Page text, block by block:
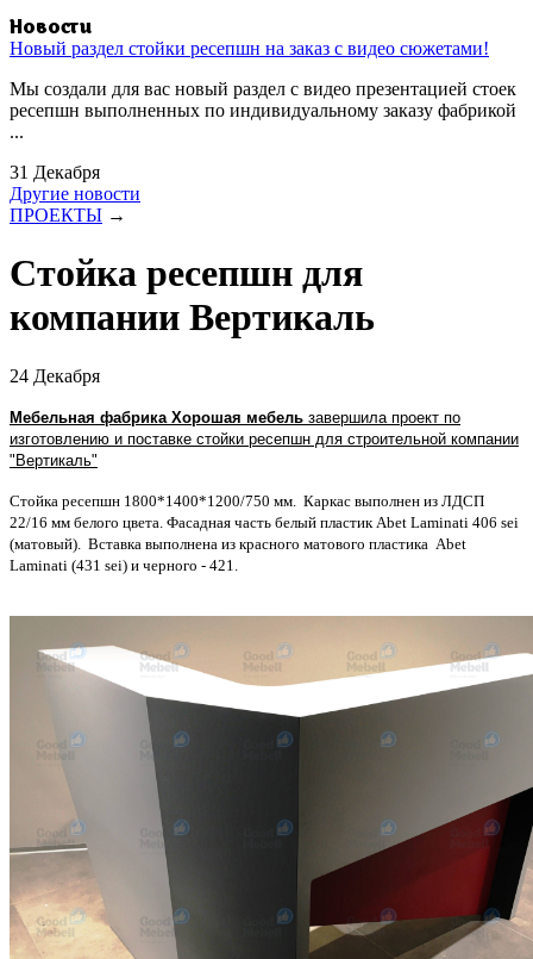
Новости
Новый раздел стойки ресепшн на заказ с видео сюжетами!
Мы создали для вас новый раздел с видео презентацией стоек
ресепшн выполненных по индивидуальному заказу фабрикой
...
31 Декабря
Другие новости
ПРОЕКТЫ →
Стойка ресепшн для
компании Вертикаль
24 Декабря
Мебельная фабрика Хорошая мебель завершила проект по
изготовлению и поставке стойки ресепшн для строительной компании
"Вертикаль"
Стойка ресепшн 1800*1400*1200/750 мм. Каркас выполнен из ЛДСП
22/16 мм белого цвета. Фасадная часть белый пластик Abet Laminati 406 sei
(матовый). Вставка выполнена из красного матового пластика Abet
Laminati (431 sei) и черного - 421.